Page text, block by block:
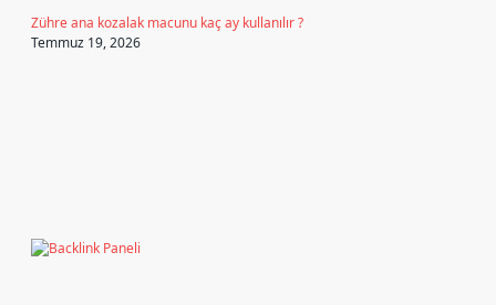
Zühre ana kozalak macunu kaç ay kullanılır ?
Temmuz 19, 2026